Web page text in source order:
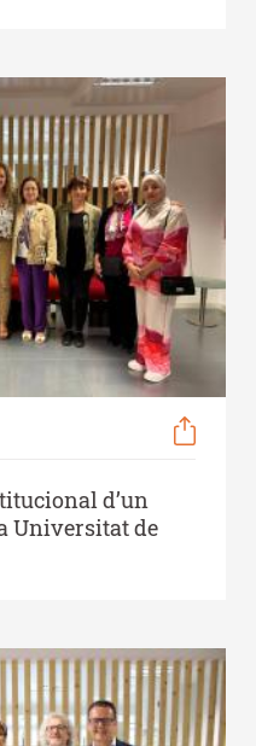
d’un
Universitat de